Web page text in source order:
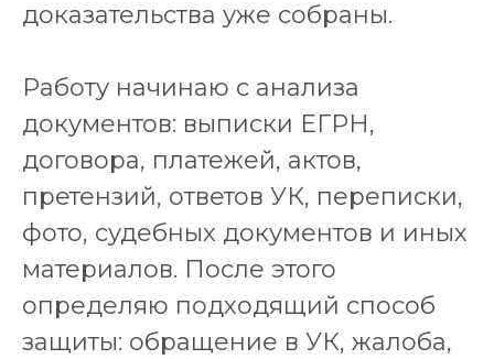
доказательства уже собраны.
Работу начинаю с анализа
документов: выписки ЕГРН,
договора, платежей, актов,
претензий, ответов УК, переписки,
фото, судебных документов и иных
материалов. После этого
определяю подходящий способ
защиты: обращение в УК, жалоба,